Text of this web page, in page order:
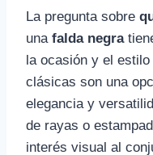
La pregunta sobre
una falda negra
la ocasión y el
clásicas son una
elegancia y
de rayas o
interés visual al